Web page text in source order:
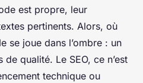
est propre, leur
pertinents. Alors, où
se joue dans l’ombre : un
qualité. Le SEO, ce n’est
technique ou